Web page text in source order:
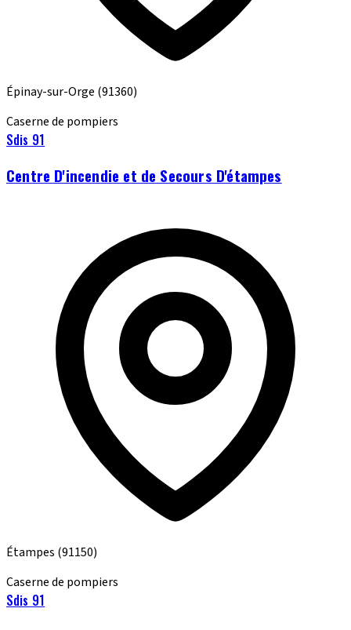
Épinay-sur-Orge (91360)
Caserne de pompiers
Sdis 91
Centre D'incendie et de Secours D'étampes
Étampes (91150)
Caserne de pompiers
Sdis 91